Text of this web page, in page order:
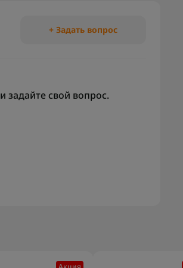
+ Задать вопрос
задайте свой вопрос.